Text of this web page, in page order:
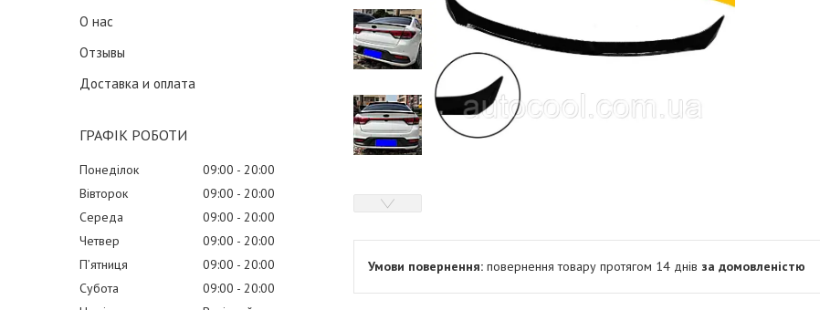
О нас
Отзывы
Доставка и оплата
ГРАФІК РОБОТИ
Понеділок 09:00
20:00
Вівторок
09:00
20:00
Середа
09:00
20:00
Четвер
09:00
20:00
Пʼятниця
09:00
20:00
Субота
09:00
20:00
повернення товару протягом 14 днів за домовленістю